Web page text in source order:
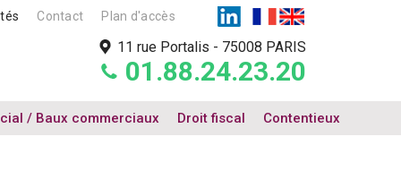
Contact Plan d'accès
11 rue Portalis - 75008 PARIS
01.88.24.23.20
/ Baux commerciaux Droit fiscal Contentieux